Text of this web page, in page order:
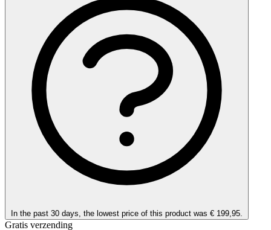
In the past 30 days, the lowest price of this product was € 199,95.
Gratis verzending